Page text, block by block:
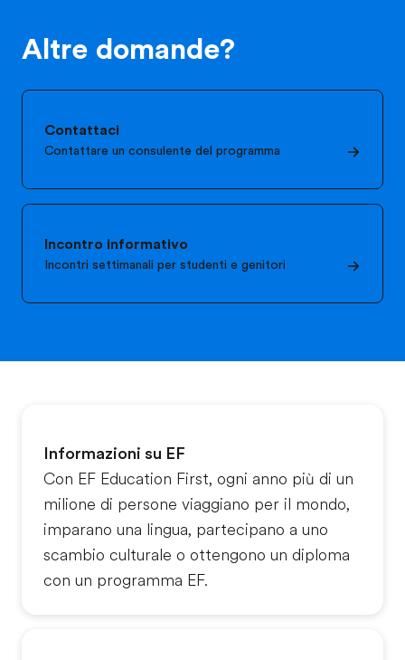
Altre domande?
Contattaci
Contattare un consulente del programma
Incontro informativo
Incontri settimanali per studenti e genitori
Informazioni su EF
Con EF Education First, ogni anno più di un
milione di persone viaggiano per il mondo,
imparano una lingua, partecipano a uno
scambio culturale o ottengono un diploma
con un programma EF.